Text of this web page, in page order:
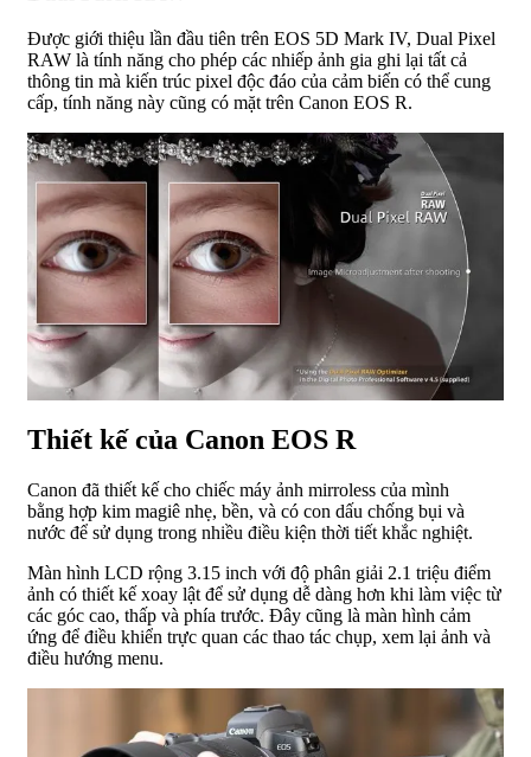
Được giới thiệu lần đầu tiên trên EOS 5D Mark IV, Dual Pixel
RAW là tính năng cho phép các nhiếp ảnh gia ghi lại tất cả
thông tin mà kiến ​​trúc pixel độc đáo của cảm biến có thể cung
cấp, tính năng này cũng có mặt trên Canon EOS R.
Thiết kế của Canon EOS R
Canon đã thiết kế cho chiếc máy ảnh mirroless của mình
bằng hợp kim magiê nhẹ, bền, và có con dấu chống bụi và
nước để sử dụng trong nhiều điều kiện thời tiết khắc nghiệt.
Màn hình LCD rộng 3.15 inch với độ phân giải 2.1 triệu điểm
ảnh có thiết kế xoay lật để sử dụng dễ dàng hơn khi làm việc từ
các góc cao, thấp và phía trước. Đây cũng là màn hình cảm
ứng để điều khiển trực quan các thao tác chụp, xem lại ảnh và
điều hướng menu.